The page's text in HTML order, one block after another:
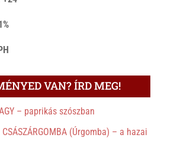
VAN? ÍRD MEG!
– paprikás szószban
CSÁSZÁRGOMBA (Úrgomba) – a hazai